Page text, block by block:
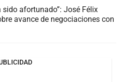
sido afortunado”: José Félix
avance de negociaciones con